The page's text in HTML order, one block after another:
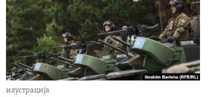
илустрација